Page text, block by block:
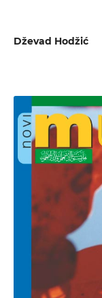
Dževad Hodžić